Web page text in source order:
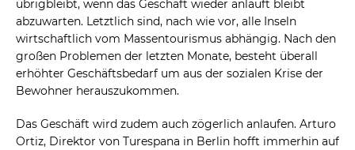
übrigbleibt, wenn das Geschäft wieder anläuft bleibt
abzuwarten. Letztlich sind, nach wie vor, alle Inseln
wirtschaftlich vom Massentourismus abhängig. Nach den
großen Problemen der letzten Monate, besteht überall
erhöhter Geschäftsbedarf um aus der sozialen Krise der
Bewohner herauszukommen.
Das Geschäft wird zudem auch zögerlich anlaufen. Arturo
Ortiz, Direktor von Turespana in Berlin hofft immerhin auf